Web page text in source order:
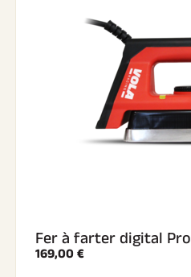
Fer à farter digital Pro
169,00 €